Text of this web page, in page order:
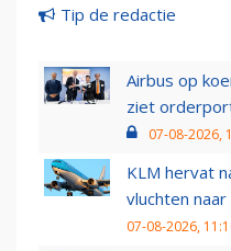
Tip de redactie
Airbus op
ziet
07-08-2026,
KLM hervat
vluchten
07-08-2026,